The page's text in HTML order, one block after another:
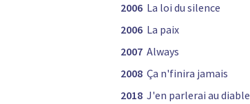
2006 La loi du silence
2006 La paix
2007 Always
2008 Ça n'finira jamais
2018 J'en parlerai au diable